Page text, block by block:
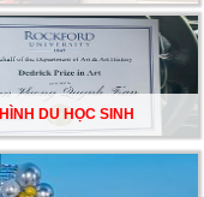
HÌNH DU HỌC SINH